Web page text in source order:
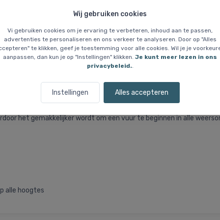
Wij gebruiken cookies
Vi gebruiken cookies om je ervaring te verbeteren, inhoud aan te passen,
advertenties te personaliseren en ons verkeer te analyseren. Door op "Alles
te klikken, geef je toestemming voor alle cookies. Wil je je
aanpassen, dan kun je op "Instellingen" klikken. Je kunt meer lezen in ons
privacybeleid..
Instellingen Alles accepteren
Prijsgarantie Wie zijn wij?
Vuurstarter
een veilige en handige manier biedt om vuur te maken in alle
het gemakkelijker wordt om een vuur te beginnen in alle
alle hoogtes